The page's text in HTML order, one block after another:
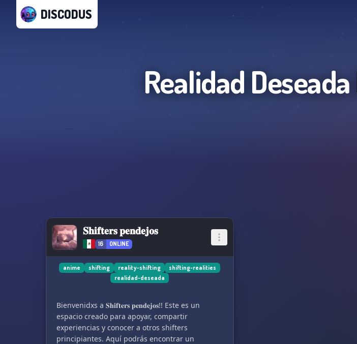
DISCODUS
Realidad Deseada
𝐒𝐡𝐢𝐟𝐭𝐞𝐫𝐬 𝐩𝐞𝐧𝐝𝐞𝐣𝐨𝐬
16 ONLINE
anime shifting reality-shifting
shifting-realities
realidad-deseada
Bienvenidxs a 𝐒𝐡𝐢𝐟𝐭𝐞𝐫𝐬 𝐩𝐞𝐧𝐝𝐞𝐣𝐨𝐬!! Este es un
espacio creado para apoyar, compartir
experiencias y conocer a otros shifters
principiantes. Aquí podrás encontrar un